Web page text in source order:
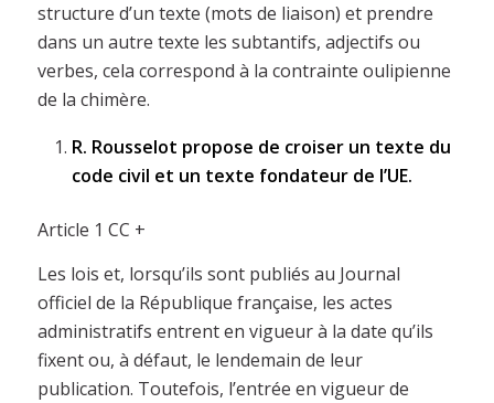
structure d’un texte (mots de liaison) et prendre
dans un autre texte les subtantifs, adjectifs ou
verbes, cela correspond à la contrainte oulipienne
de la chimère.
R. Rousselot propose de croiser un texte du
code civil et un texte fondateur de l’UE.
Article 1 CC +
Les lois et, lorsqu’ils sont publiés au Journal
officiel de la République française, les actes
administratifs entrent en vigueur à la date qu’ils
fixent ou, à défaut, le lendemain de leur
publication. Toutefois, l’entrée en vigueur de